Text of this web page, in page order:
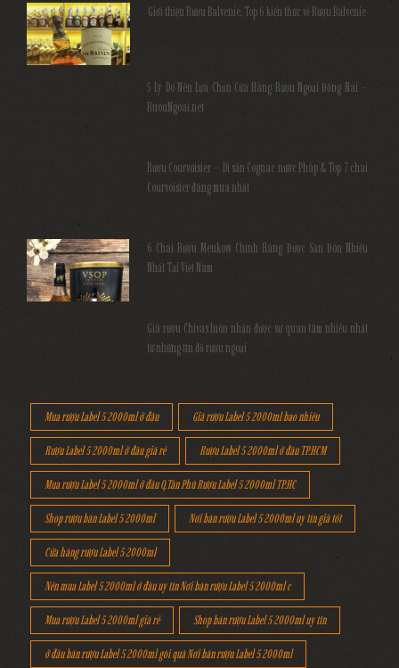
Giới thiệu Rượu Balvenie, Top 6 kiến thức về Rượu Balvenie
5 Lý Do Nên Lựa Chọn Cửa Hàng Rượu Ngoại Đồng Nai –
RuouNgoai.net
Rượu Courvoisier – Di sản Cognac nước Pháp & Top 7 chai
Courvoisier đáng mua nhất
6 Chai Rượu Meukow Chính Hãng Được Săn Đón Nhiều
Nhất Tại Việt Nam
Giá rượu Chivas luôn nhận được sự quan tâm nhiều nhất
từ những tín đồ rượu ngoại
Mua rượu Label 5 2000ml ở đâu Giá rượu Label 5 2000ml bao nhiêu
Rượu Label 5 2000ml ở đâu giá rẻ Rượu Label 5 2000ml ở đâu TP.HCM
Mua rượu Label 5 2000ml ở đâu Q.Tân Phú Rượu Label 5 2000ml TP.HC
Shop rượu bán Label 5 2000ml Nơi bán rượu Label 5 2000ml uy tín giá tốt
Cửa hàng rượu Label 5 2000ml
Nên mua Label 5 2000ml ở đâu uy tín Nơi bán rượu Label 5 2000ml c
Mua rượu Label 5 2000ml giá rẻ Shop bán rượu Label 5 2000ml uy tín
ở đâu bán rượu Label 5 2000ml gói quà Nơi bán rượu Label 5 2000ml